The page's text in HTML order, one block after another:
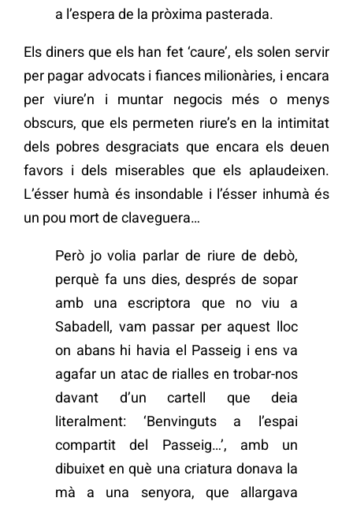
a l’espera de la pròxima pasterada.
Els diners que els han fet ‘caure’, els solen servir
per pagar advocats i fiances milionàries, i encara
per viure’n i muntar negocis més o menys
obscurs, que els permeten riure’s en la intimitat
dels pobres desgraciats que encara els deuen
favors i dels miserables que els aplaudeixen.
L’ésser humà és insondable i l’ésser inhumà és
un pou mort de claveguera…
Però jo volia parlar de riure de debò,
perquè fa uns dies, després de sopar
amb una escriptora que no viu a
Sabadell, vam passar per aquest lloc
on abans hi havia el Passeig i ens va
agafar un atac de rialles en trobar-nos
davant d’un cartell que deia
literalment: ‘Benvinguts a l’espai
compartit del Passeig…’, amb un
dibuixet en què una criatura donava la
mà a una senyora, que allargava